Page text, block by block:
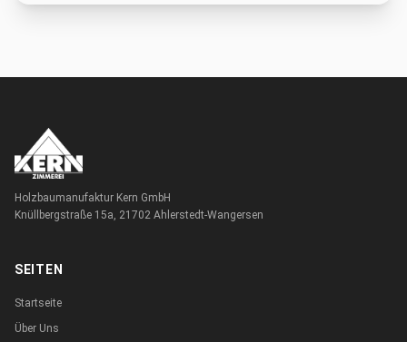
Holzbaumanufaktur Kern GmbH
Knüllbergstraße 15a, 21702 Ahlerstedt-Wangersen
SEITEN
Startseite
Über Uns